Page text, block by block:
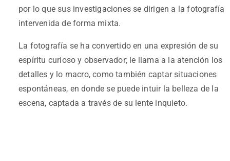
por lo que sus investigaciones se dirigen a la fotografía
intervenida de forma mixta.
La fotografía se ha convertido en una expresión de su
espíritu curioso y observador; le llama a la atención los
detalles y lo macro, como también captar situaciones
espontáneas, en donde se puede intuir la belleza de la
escena, captada a través de su lente inquieto.